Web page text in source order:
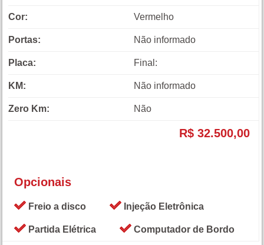
Cor: Vermelho
Portas: Não informado
Placa: Final:
KM: Não informado
Zero Km: Não
R$ 32.500,00
Opcionais
Freio a disco Injeção Eletrônica
Partida Elétrica Computador de Bordo